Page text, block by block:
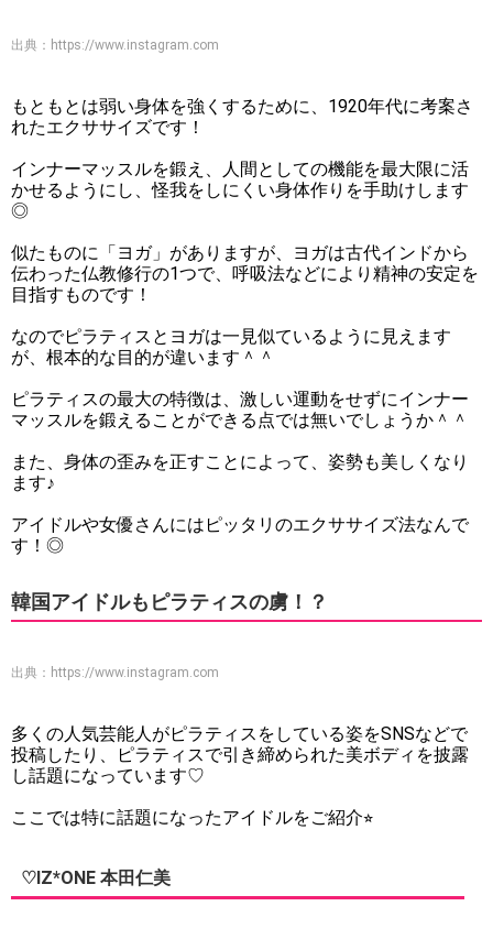
出典： https://www.instagram.com
もともとは弱い身体を強くするために、1920年代に考案さ
れたエクササイズです！
インナーマッスルを鍛え、人間としての機能を最大限に活
かせるようにし、怪我をしにくい身体作りを手助けします
◎
似たものに「ヨガ」がありますが、ヨガは古代インドから
伝わった仏教修行の1つで、呼吸法などにより精神の安定を
目指すものです！
なのでピラティスとヨガは一見似ているように見えます
が、根本的な目的が違います＾＾
ピラティスの最大の特徴は、激しい運動をせずにインナー
マッスルを鍛えることができる点では無いでしょうか＾＾
また、身体の歪みを正すことによって、姿勢も美しくなり
ます♪
アイドルや女優さんにはピッタリのエクササイズ法なんで
す！◎
韓国アイドルもピラティスの虜！？
出典： https://www.instagram.com
多くの人気芸能人がピラティスをしている姿をSNSなどで
投稿したり、ピラティスで引き締められた美ボディを披露
し話題になっています♡
ここでは特に話題になったアイドルをご紹介⭐︎
♡IZ*ONE 本田仁美